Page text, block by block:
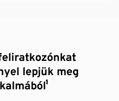
lepjük meg